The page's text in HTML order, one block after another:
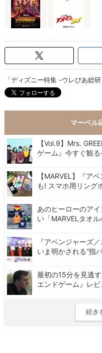
「ディズニー特集 -ウレぴあ総
マーベル
【Vol.9】Mrs.
ゲーム』今すぐ観る
【MARVEL】『ア
も! スマホ用リング
あのヒーローのア
い「MARVELタオ
『アベンジャーズ
いま明かされる“指
最初の15分を見逃
エンドゲーム』レビ
続き